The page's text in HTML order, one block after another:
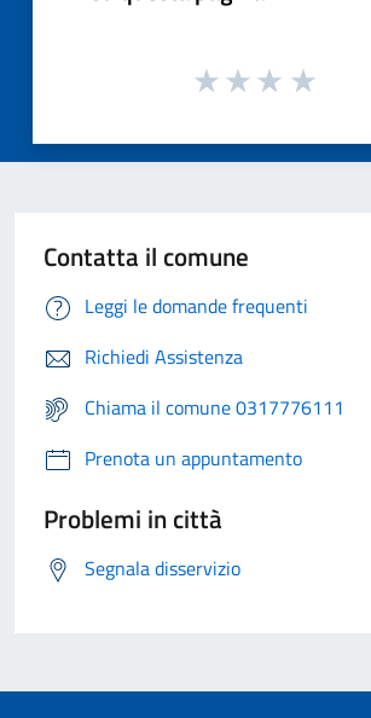
Contatta il comune
Leggi le domande frequenti
Richiedi Assistenza
Chiama il comune 0317776111
Prenota un appuntamento
Problemi in città
Segnala disservizio